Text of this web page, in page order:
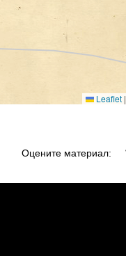
Leaflet |
Оцените материал: